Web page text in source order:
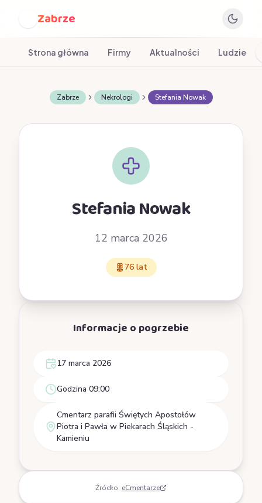
Zabrze
Strona główna Firmy Aktualności Ludzie
Zabrze Nekrologi Stefania Nowak
Stefania Nowak
12 marca 2026
76 lat
Informacje o pogrzebie
17 marca 2026
Godzina 09:00
Cmentarz parafii Świętych Apostołów
Piotra i Pawła w Piekarach Śląskich -
Kamieniu
Źródło: eCmentarze